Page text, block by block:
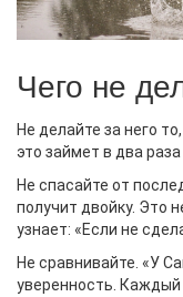
Чего не
Не делайте за него
это займет в два
Не спасайте от
получит двойку. Это
узнает: «Если не
Не сравнивайте. «У
уверенность. Каждый